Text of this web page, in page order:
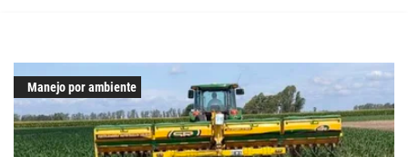
Manejo por ambiente